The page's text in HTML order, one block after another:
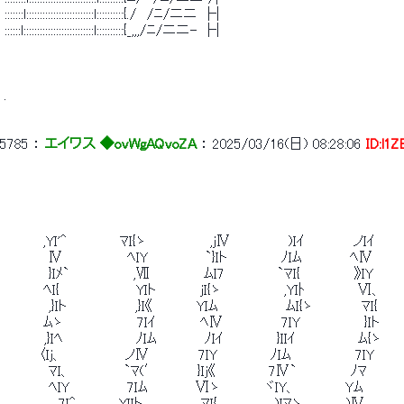
:::::::l:::::::::::::::::::::::::l::::::::::{./　/ﾆ/ニニ ├|
::::::l::::::::::::::::::::::::::l::::::::::{_,,,/ﾆ/ニニ- ├|
5785 ： エイワス ◆ovWgAQvoZA ： 2025/03/16(日) 08:28:06
,YI'^　　 　 　 ﾏI{ゝ　 　　 　　 ,jⅣ 　 　 　 　)Iｲ　　 　　 ノIｲ　　
Ⅳ　 　　　　　ﾍIY　 　 　 　 `}Iト　 　　 　 ﾉIﾑ 　 　 　 ﾍⅣ 　 　
}Iﾒ`　 　　　　　,Ⅶ 　 　　　 ﾑI7　 　 　　 `ﾏI{　 　　　　》IY 　　 　
ﾍI{ 　 　 　 　 　 YIト　 　 　 jI{ゝ 　 　 　 　 ,YIﾄ　　 　 　 Ⅵ、　 　
,}Iト　　 　 　 　 ,}I《　 　　　YIﾑ　 　 　 　 　ﾑI{ゝ 　 　 　 ﾏI{　 　
ﾑゝ　 　 　　　　 7Iｲ　 　　　ﾍⅣ　 　 　 　 7IY　 　　　　　}Iト　
,}Iﾍ　　 　 　　　 ﾉIﾑ 　 　 　 ﾉIｲ　　 　 　 }IIｲ 　 　 　 　 ﾑ{ゝ　
〈Ij、 　 　 　 　 ノⅣ　 　　 　7IY　　 　 　 ﾉIﾑ　 　　　　　7IY　 　
ﾏI、　　 　 　 `ﾏ(′　 　 　}Ij《　　 　 　 7Ⅳ`　 　　　　ﾉﾏ 　 　 　
ﾍIY 　 　 　　 7Iﾑ 　 　 　 Ⅵゝ 　 　　 ヾIY、　　 　　 Yﾑ　 　